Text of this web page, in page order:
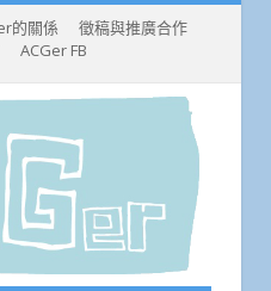
的關係
徵稿與推廣合作
ACGer FB